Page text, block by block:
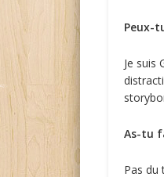
Peux-
Je suis
As-tu
Pas du